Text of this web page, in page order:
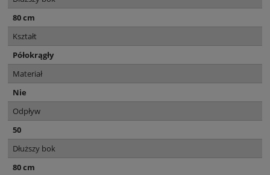
80 cm
Kształt
Półokrągły
Materiał
Nie
Odpływ
50
Dłuższy bok
80 cm